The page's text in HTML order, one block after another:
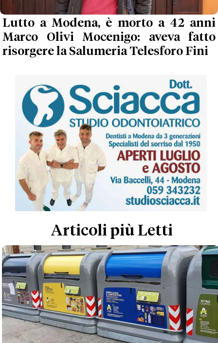
Lutto a Modena, è morto a 42 anni
Marco Olivi Mocenigo: aveva fatto
risorgere la Salumeria Telesforo Fini
Articoli più Letti